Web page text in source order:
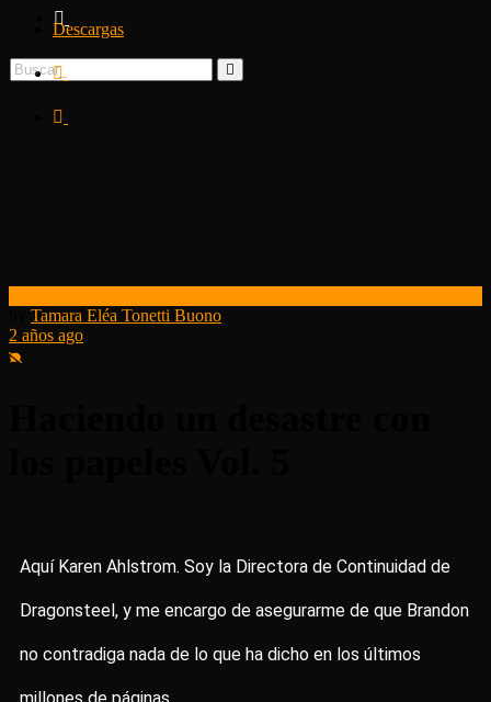
Descargas
Tamara Eléa Tonetti Buono
2 años ago
Aquí Karen Ahlstrom. Soy la Directora de Continuidad de
Dragonsteel, y me encargo de asegurarme de que Brandon
no contradiga nada de lo que ha dicho en los últimos